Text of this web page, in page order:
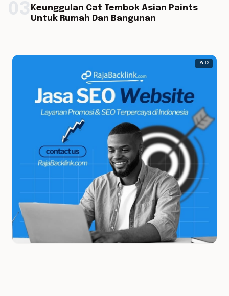
Keunggulan Cat Tembok Asian Paints
Untuk Rumah Dan Bangunan
AD